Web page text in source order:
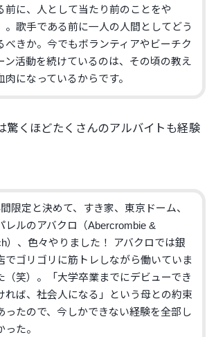
前に、人として当たり前のことをや
。歌手である前に一人の人間としてどう
べきか。今でもボランティアやビーチク
ン活動を続けているのは、その頃の教え
肉になっているからです。
くほどたくさんのアルバイトも経験
限定と決めて、すき家、東京ドーム、
レルのアバクロ（Abercrombie &
）、色々やりました！ アバクロでは銀
でゴリゴリに筋トレしながら働いていま
（笑）。「大学卒業までにデビューでき
れば、社会人になる」という母との約束
ったので、今しかできない経験を全部し
った。